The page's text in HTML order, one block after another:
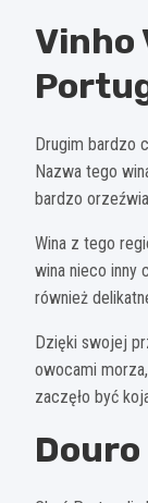
Vinho
Drugim bardzo
Nazwa tego
bardzo
Wina z tego
wina nieco inny
również
Dzięki swojej
owocami
zaczęło być